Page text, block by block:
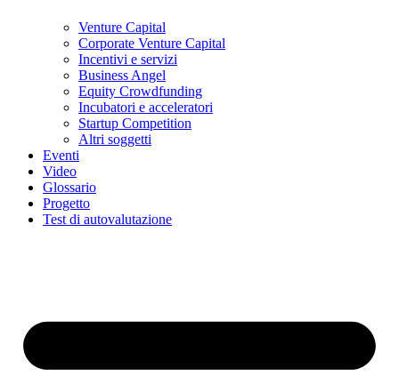
Venture Capital
Corporate Venture Capital
Incentivi e servizi
Business Angel
Equity Crowdfunding
Incubatori e acceleratori
Startup Competition
Altri soggetti
Eventi
Video
Glossario
Progetto
Test di autovalutazione